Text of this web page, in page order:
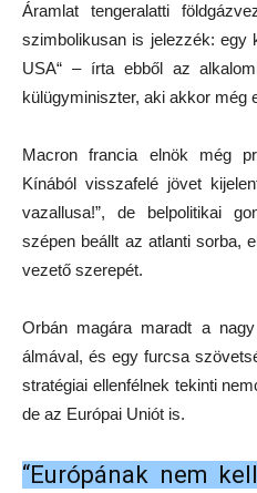
Áramlat tengeralatti
szimbolikusan is jelezzék: egy
USA“ – írta ebből az
külügyminiszter, aki akkor még
Macron francia elnök még
Kínából visszafelé jövet
vazallusa!”, de belpolitikai
szépen beállt az atlanti sorba,
vezető szerepét.
Orbán magára maradt a
álmával, és egy furcsa
stratégiai ellenfélnek tekinti
de az Európai Uniót is.
“Európának nem